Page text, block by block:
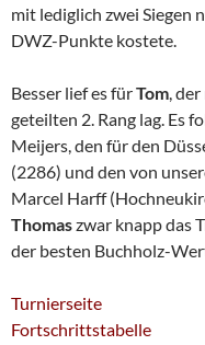
mit lediglich zwei Siegen
DWZ-Punkte kostete.
Besser lief es fürTom,
geteilten 2. Rang lag. Es
Meijers, den für den
(2286) und den von
Marcel Harff
Thomaszwar knapp das
der besten Buchholz-
Turnierseite
Fortschrittstabelle